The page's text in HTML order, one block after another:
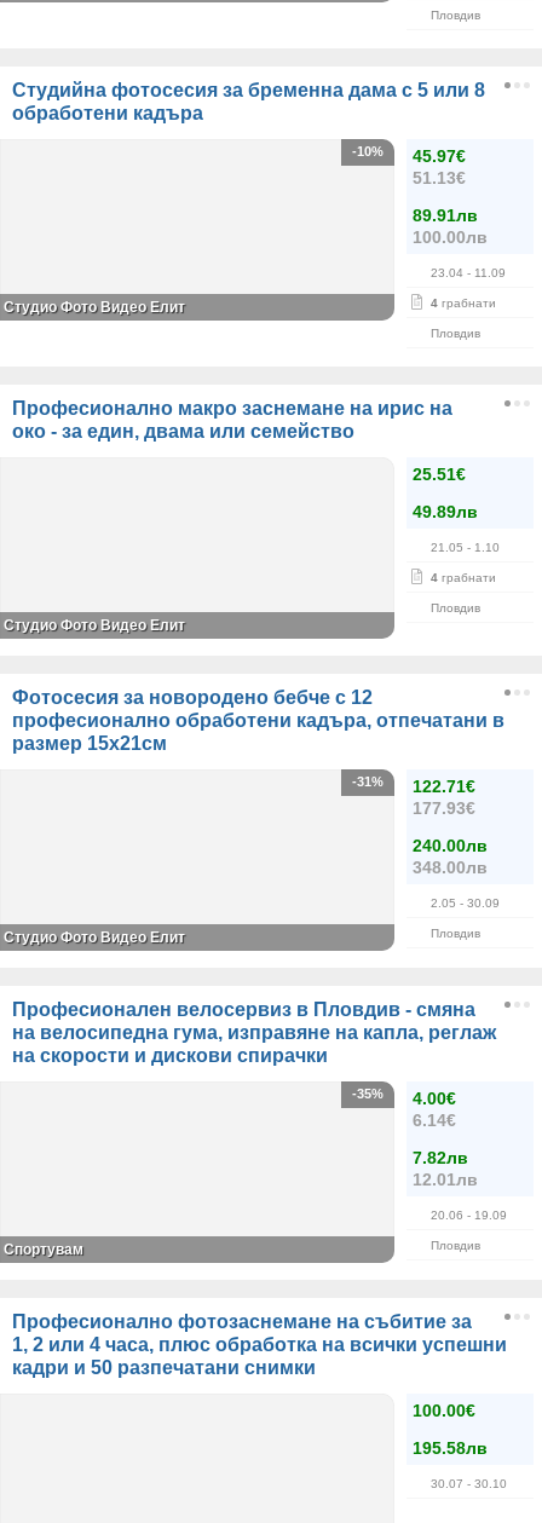
Пловдив
Студийна фотосесия за бременна дама с 5 или 8
обработени кадъра
45.97€
51.13€
89.91лв
100.00лв
23.04 - 11.09
4 грабнати
Пловдив
-10%
Студио Фото Видео Елит
Професионално макро заснемане на ирис на
око - за един, двама или семейство
25.51€
49.89лв
21.05 - 1.10
4 грабнати
Пловдив
Студио Фото Видео Елит
Фотосесия за новородено бебче с 12
професионално обработени кадъра, отпечатани в
размер 15х21см
122.71€
177.93€
240.00лв
348.00лв
2.05 - 30.09
Пловдив
-31%
Студио Фото Видео Елит
Професионален велосервиз в Пловдив - смяна
на велосипедна гума, изправяне на капла, реглаж
на скорости и дискови спирачки
4.00€
6.14€
7.82лв
12.01лв
20.06 - 19.09
Пловдив
-35%
Спортувам
Професионално фотозаснемане на събитие за
1, 2 или 4 часа, плюс обработка на всички успешни
кадри и 50 разпечатани снимки
100.00€
195.58лв
30.07 - 30.10